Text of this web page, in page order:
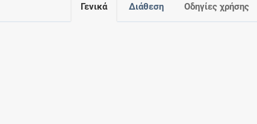
Γενικά Διάθεση Οδηγίες χρήσης